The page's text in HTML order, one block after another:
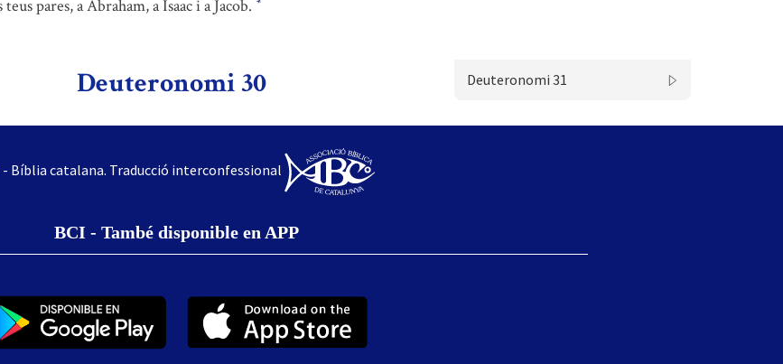
pares, a Abraham, a Isaac i a Jacob. *
Deuteronomi 30 Deuteronomi 31
- Bíblia catalana. Traducció interconfessional
BCI - També disponible en APP